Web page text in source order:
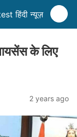
हिंदी न्यूज़
के लिए
2 years ago